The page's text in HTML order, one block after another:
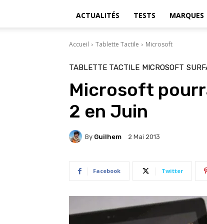
ACTUALITÉS TESTS MARQUES
Accueil Tablette Tactile Microsoft
TABLETTE TACTILE MICROSOFT
Microsoft
2 en Juin
By Guilhem 2 Mai 2013
Facebook Twitter